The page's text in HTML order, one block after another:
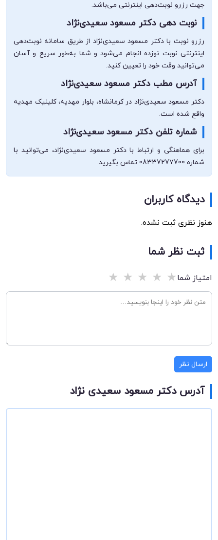
جهت رزرو نوبت‌دهی اینترنتی می‌باشد.
نوبت دهی دکتر مسعود سعیدی‌نژاد
رزرو نوبت با دکتر مسعود سعیدی‌نژاد از طریق سامانه نوبت‌دهی
اینترنتی نوبت نوزده انجام می‌شود و شما به‌طور سریع و آسان
می‌توانید وقت خود را تعیین کنید.
آدرس مطب دکتر مسعود سعیدی‌نژاد
دکتر مسعود سعیدی‌نژاد در کرمانشاه، بلوار مهدیه، کلینیک مهدیه
واقع شده است.
شماره تلفن دکتر مسعود سعیدی‌نژاد
برای هماهنگی و ارتباط با دکتر مسعود سعیدی‌نژاد، می‌توانید با
شماره 08337277700 تماس بگیرید.
دیدگاه کاربران
هنوز نظری ثبت نشده.
ثبت نظر شما
امتیاز شما★
★
★
★
★
ارسال نظر
آدرس دکتر مسعود سعیدی نژاد